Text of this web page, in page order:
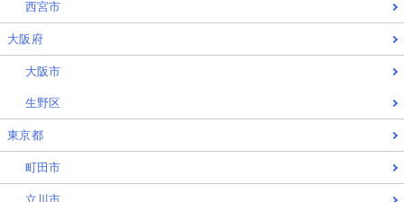
西宮市
大阪府
大阪市
生野区
東京都
町田市